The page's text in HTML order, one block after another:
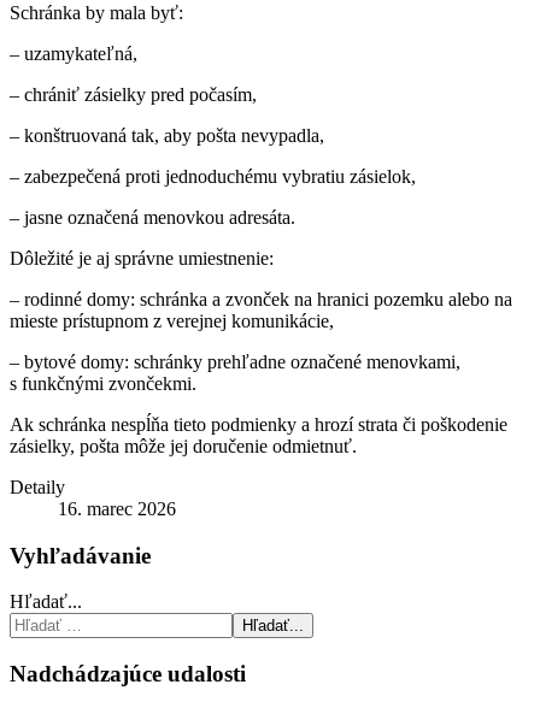
Schránka by mala byť:
– uzamykateľná,
– chrániť zásielky pred počasím,
– konštruovaná tak, aby pošta nevypadla,
– zabezpečená proti jednoduchému vybratiu zásielok,
– jasne označená menovkou adresáta.
Dôležité je aj správne umiestnenie:
– rodinné domy: schránka a zvonček na hranici pozemku alebo na
mieste prístupnom z verejnej komunikácie,
– bytové domy: schránky prehľadne označené menovkami,
s funkčnými zvončekmi.
Ak schránka nespĺňa tieto podmienky a hrozí strata či poškodenie
zásielky, pošta môže jej doručenie odmietnuť.
Detaily
16. marec 2026
Vyhľadávanie
Hľadať...
Hľadať...
Nadchádzajúce udalosti